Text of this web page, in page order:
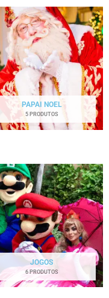
PAPAI NOEL
5 PRODUTOS
JOGOS
6 PRODUTOS